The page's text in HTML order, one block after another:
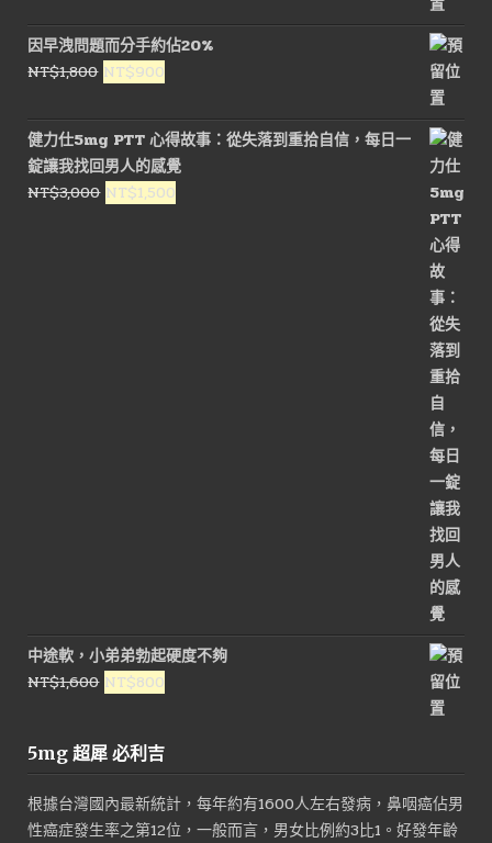
價
格：
NT$1,600。
價
格：
NT$800。
因早洩問題而分手約佔20%
NT$1,800 原
價
格：
NT$1,800。
NT$900
價
格：
NT$900。
健力仕5mg PTT 心得故事：從失落到重拾自信，每日一
錠讓我找回男人的感覺
NT$3,000 原
NT$1,500
中途軟，小弟弟勃起硬度不夠
NT$1,600 原
格：
NT$800
5mg 超犀 必利吉
根據台灣國內最新統計，每年約有1600人左右發病，鼻咽癌佔男
性癌症發生率之第12位，一般而言，男女比例約3比1。好發年齡